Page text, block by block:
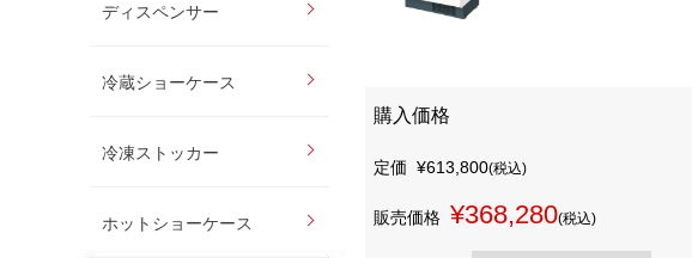
ディスペンサー
冷蔵ショーケース
冷凍ストッカー
ホットショーケース
購入価格
定価 ¥613,800(税込)
販売価格 ¥368,280(税込)